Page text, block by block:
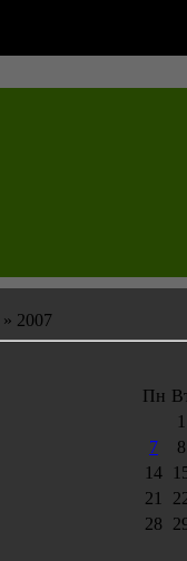
» 2007
Пн
1
7
8
14
21
28